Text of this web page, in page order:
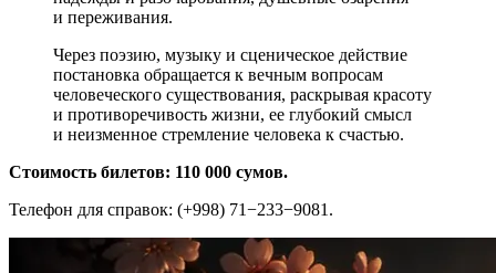
и переживания.
Через поэзию, музыку и сценическое действие
постановка обращается к вечным вопросам
человеческого существования, раскрывая красоту
и противоречивость жизни, ее глубокий смысл
и неизменное стремление человека к счастью.
Стоимость билетов: 110 000 сумов.
Телефон для справок: (+998) 71−233−9081.